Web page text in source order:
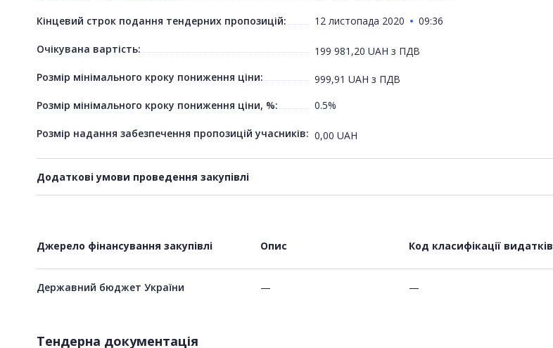
Кінцевий строк подання тендерних пропозицій: 12 листопада 2020 09:36
Очікувана вартість: 199 981,20 UAH з ПДВ
Розмір мінімального кроку пониження ціни:
999,91 UAH з ПДВ
Розмір мінімального кроку пониження ціни, %:
0.5%
Розмір надання забезпечення пропозицій учасників: 0,00 UAH
Додаткові умови проведення закупівлі
Джерело фінансування закупівлі Опис Код класифікації видатків
Державний бюджет України — —
Тендерна документація